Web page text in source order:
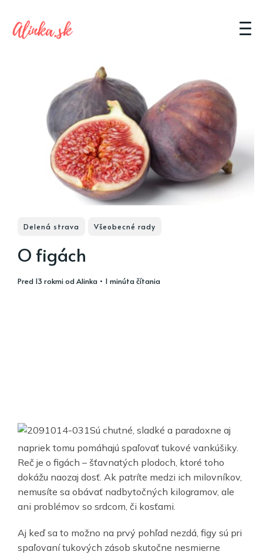
Delená strava Všeobecné rady
O figách
pred 13 rokmiodAlinka • 1 minúta čítania
Sú chutné, sladké a paradoxne aj
napriek tomu pomáhajú spaľovať tukové vankúšiky.
Reč je o figách – šťavnatých plodoch, ktoré toho
dokážu naozaj dosť. Ak patríte medzi ich milovníkov,
nemusíte sa obávať nadbytočných kilogramov, ale
ani problémov so srdcom, či kosťami.
Aj keď sa to možno na prvý pohľad nezdá, figy sú pri
spaľovaní tukových zásob skutočne nesmierne